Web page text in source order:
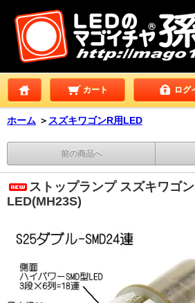
カート ログ
ホーム ＞ スズキワゴンR用LED
前の商品へ
ストップランプ スズキワゴ
LED(MH23S)